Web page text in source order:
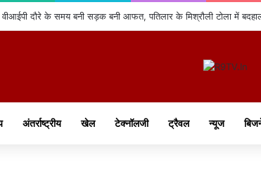
वीआईपी दौरे के समय बनी सड़क बनी आफत, पतिलार के मिश्रौली टोला में
अंतर्राष्ट्रीय खेल टेक्नॉलजी ट्रैवल न्यूज